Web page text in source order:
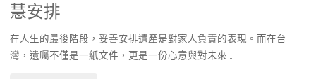
慧安排
在人生的最後階段，妥善安排遺產是對家人負責的表現。而在台
灣，遺囑不僅是一紙文件，更是一份心意與對未來 …